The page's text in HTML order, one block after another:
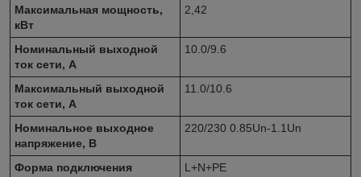
Максимальная мощность,
кВт
2,42
Номинальный выходной
ток сети, А
10.0/9.6
Максимальный выходной
ток сети, А
11.0/10.6
Номинальное выходное
напряжение, В
220/230 0.85Un-1.1Un
Форма подключения
L+N+PE